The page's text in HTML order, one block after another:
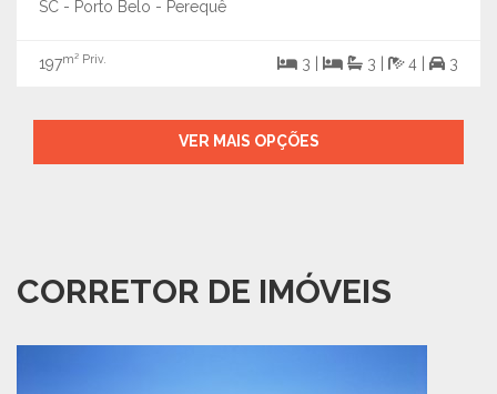
SC - Porto Belo - Perequê
197m² Priv. 3 | 3 | 4 | 3
VER MAIS OPÇÕES
CORRETOR DE IMÓVEIS